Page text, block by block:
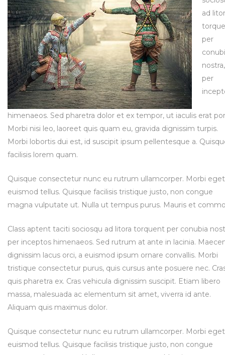
ad
per
nostra,
per
himenaeos. Sed pharetra dolor et ex tempor, ut iaculis erat
Morbi nisi leo, laoreet quis quam eu, gravida dignissim turpis.
Morbi lobortis dui est, id suscipit ipsum pellentesque a.
facilisis lorem quam.
Quisque consectetur nunc eu rutrum ullamcorper. Morbi eget
euismod tellus. Quisque facilisis tristique justo, non congue
magna vulputate ut. Nulla ut tempus purus. Mauris et
Class aptent taciti sociosqu ad litora torquent per conubia
per inceptos himenaeos. Sed rutrum at ante in lacinia.
dignissim lacus orci, a euismod ipsum ornare convallis. Morbi
tristique consectetur purus, quis cursus ante posuere nec.
quis pharetra ex. Cras vehicula dignissim suscipit. Etiam libero
massa, malesuada ac elementum sit amet, viverra id ante.
Aliquam quis maximus dolor.
Quisque consectetur nunc eu rutrum ullamcorper. Morbi eget
euismod tellus. Quisque facilisis tristique justo, non congue